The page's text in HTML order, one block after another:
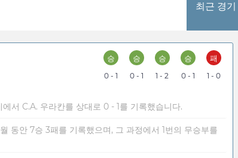
최근 경
승
0 - 1
승
0 - 1
승
1 - 2
승
0 - 1
패
1 - 0
서 C.A. 우라칸를 상대로 0 - 1를 기록했습니다.
동안 7승 3패를 기록했으며, 그 과정에서 1번의 무승부를